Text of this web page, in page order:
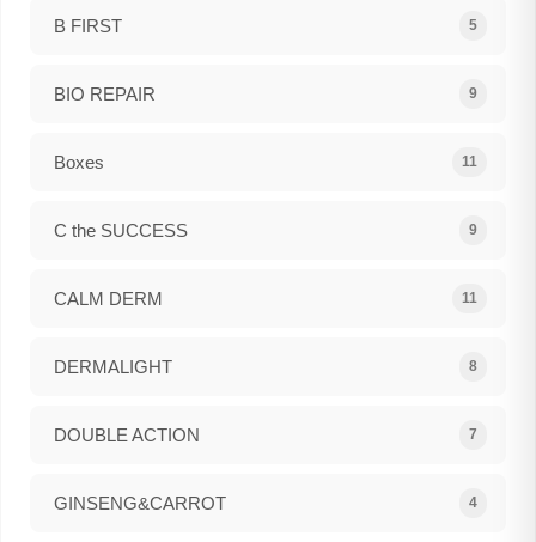
B FIRST 5
BIO REPAIR 9
Boxes 11
C the SUCCESS 9
CALM DERM 11
DERMALIGHT 8
DOUBLE ACTION 7
GINSENG&CARROT 4